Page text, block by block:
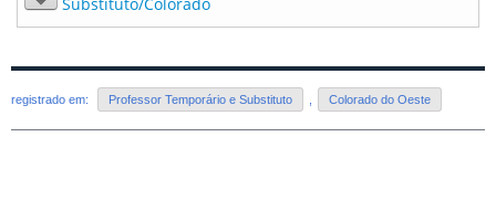
registrado em: Professor Temporário e Substituto , Colorado do Oeste